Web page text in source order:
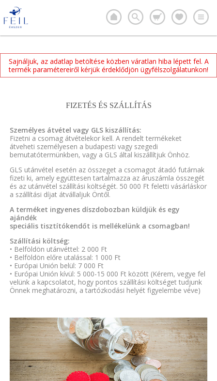
Sajnáljuk, az adatlap betöltése közben váratlan hiba lépett fel. A
termék paramétereiről kérjük érdeklődjön ügyfélszolgálatunkon!
FIZETÉS ÉS SZÁLLÍTÁS
Személyes átvétel vagy GLS kiszállítás:
Fizetni a csomag átvételekor kell. A rendelt termékeket
átveheti személyesen a budapesti vagy szegedi
bemutatótermünkben, vagy a GLS által kiszállítjuk Önhöz.
GLS utánvétel esetén az összeget a csomagot átadó futárnak
fizeti ki, amely együttesen tartalmazza az áruszámla összegét
és az utánvétel szállítási költségét. 50 000 Ft feletti vásárláskor
a szállítási díjat átvállaljuk Öntől.
A terméket ingyenes díszdobozban küldjük és egy
ajándék
speciális tisztítókendőt is mellékelünk a csomagban!
Szállítási költség:
• Belföldön utánvéttel: 2 000 Ft
• Belföldön előre utalással: 1 000 Ft
• Európai Unión belül: 7 000 Ft
• Európai Unión kívül: 5 000-15 000 Ft között (Kérem, vegye fel
velünk a kapcsolatot, hogy pontos szállítási költséget tudjunk
Önnek meghatározni, a tartózkodási helyét figyelembe véve)